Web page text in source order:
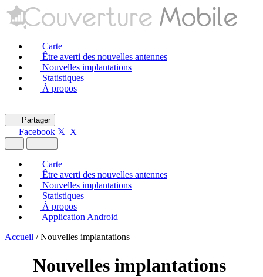
Carte
Être averti des nouvelles antennes
Nouvelles implantations
Statistiques
À propos
Partager
Facebook 𝕏 X
Carte
Être averti des nouvelles antennes
Nouvelles implantations
Statistiques
À propos
Application Android
Accueil / Nouvelles implantations
Nouvelles implantations